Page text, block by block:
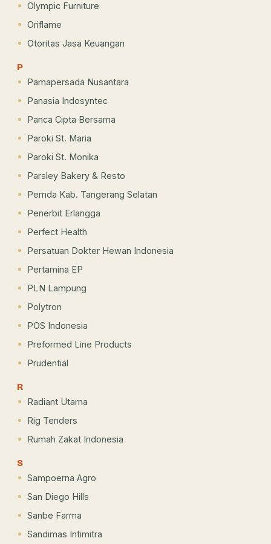
Olympic Furniture
Oriflame
Otoritas Jasa Keuangan
P
Pamapersada Nusantara
Panasia Indosyntec
Panca Cipta Bersama
Paroki St. Maria
Paroki St. Monika
Parsley Bakery & Resto
Pemda Kab. Tangerang Selatan
Penerbit Erlangga
Perfect Health
Persatuan Dokter Hewan Indonesia
Pertamina EP
PLN Lampung
Polytron
POS Indonesia
Preformed Line Products
Prudential
R
Radiant Utama
Rig Tenders
Rumah Zakat Indonesia
S
Sampoerna Agro
San Diego Hills
Sanbe Farma
Sandimas Intimitra